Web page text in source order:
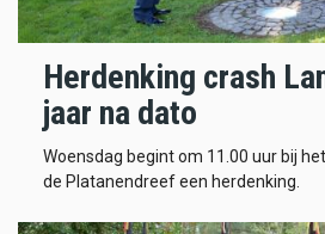
Herdenking crash
jaar na dato
Woensdag begint om 11.00 uur bij
de Platanendreef een herdenking.